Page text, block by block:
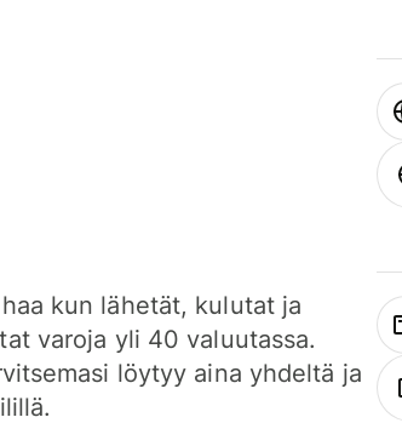
kun lähetät, kulutat ja
varoja yli 40 valuutassa.
löytyy aina yhdeltä ja